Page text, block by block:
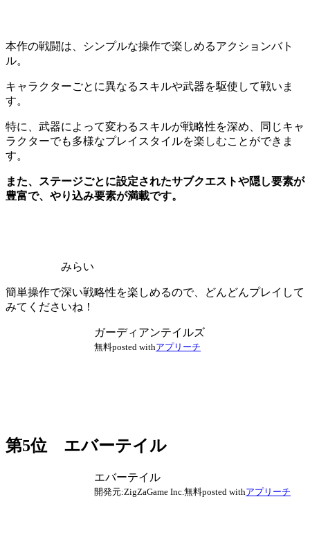
本作の戦闘は、シンプルな操作で楽しめるアクションバト
ル。
キャラクターごとに異なるスキルや武器を駆使して戦いま
す。
特に、武器によって変わるスキルが戦略性を深め、同じキャ
ラクターでも多様なプレイスタイルを楽しむことができま
す。
また、ステージごとに設定されたサブクエストや隠し要素が
豊富で、やり込み要素が満載です。
みらい
簡単操作で深い戦略性を楽しめるので、どんどんプレイして
みてくださいね！
ガーディアンテイルズ
無料posted withアプリーチ
第5位 エバーテイル
エバーテイル
開発元:ZigZaGame Inc.無料posted withアプリーチ